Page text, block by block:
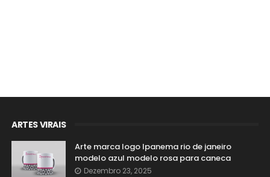
ARTES VIRAIS
Arte marca logo Ipanema rio de janeiro
modelo azul modelo rosa para caneca
Dezembro 23, 2025